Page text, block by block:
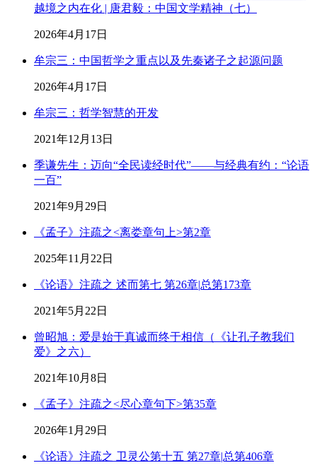
越境之内在化 | 唐君毅：中国文学精神（七）
2026年4月17日
牟宗三：中国哲学之重点以及先秦诸子之起源问题
2026年4月17日
牟宗三：哲学智慧的开发
2021年12月13日
季谦先生：迈向“全民读经时代”——与经典有约：“论语
一百”
2021年9月29日
《孟子》注疏之<离娄章句上>第2章
2025年11月22日
《论语》注疏之 述而第七 第26章|总第173章
2021年5月22日
曾昭旭：爱是始于真诚而终于相信（《让孔子教我们
爱》之六）
2021年10月8日
《孟子》注疏之<尽心章句下>第35章
2026年1月29日
《论语》注疏之 卫灵公第十五 第27章|总第406章